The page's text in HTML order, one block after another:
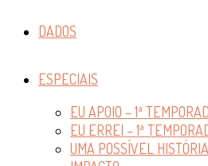
DADOS
ESPECIAIS
EU APOIO – 1ª
EU ERREI – 1ª
UMA POSSÍVEL